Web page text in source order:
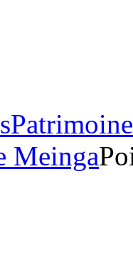
Meinga